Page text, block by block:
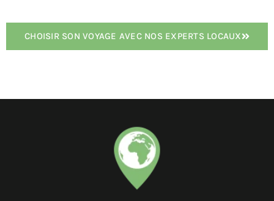
CHOISIR SON VOYAGE AVEC NOS EXPERTS LOCAUX